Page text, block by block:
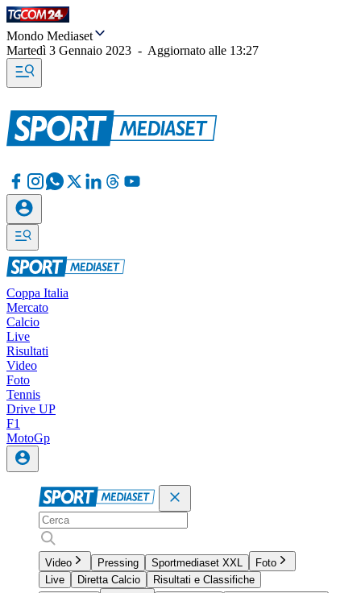
Mondo Mediaset
Martedì 3 Gennaio 2023 - Aggiornato alle 13:27
Coppa Italia
Mercato
Calcio
Live
Risultati
Video
Foto
Tennis
Drive UP
F1
MotoGp
Video Pressing Sportmediaset XXL
Foto
Live
Diretta Calcio
Risultati e Classifiche